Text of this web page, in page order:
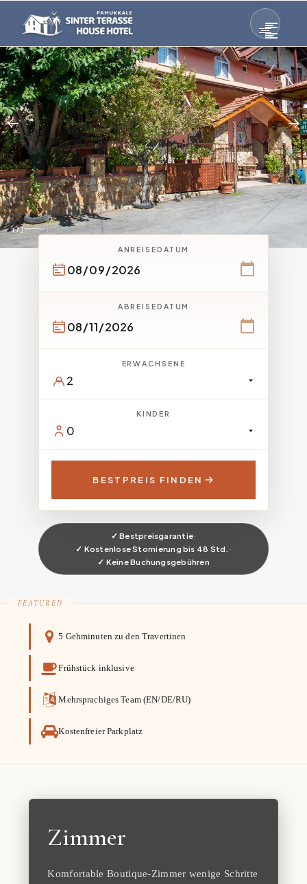
01 05
ANREISEDATUM
ABREISEDATUM
ERWACHSENE
KINDER
BESTPREIS FINDEN
✓ Bestpreisgarantie·
✓ Kostenlose Stornierung bis 48 Std. ·
✓ Keine Buchungsgebühren
5 Gehminuten zu den Travertinen
Frühstück inklusive
Mehrsprachiges Team (EN/DE/RU)
Kostenfreier Parkplatz
Zimmer
Komfortable Boutique-Zimmer wenige Schritte